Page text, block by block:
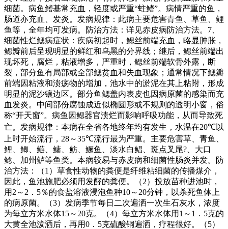
细菌。病鱼鳍基常充血，轻度或严重“蛀鳍”。病情严重的鱼，
肠道亦充血、发炎。发病规律：此病主要危害青鱼、草鱼、鲤
鱼等，全年均可发病。防治方法：详见赤皮病防治方法。 7
细菌性烂鳃病症状：疾病初起时，鳃丝前端充血，略显肿胀，
鳃瓣前后呈现明显的鲜红和乌黑的分界线；继后，鳃丝前端出
现坏死，腐烂，粘液增多，严重时，鳃丝前端软骨外露，断
裂，部分鱼有局部或全部鳃贫血和失血现象；通常情况下鳃瓣
前端因粘液和溃疡物的增加，池水中的淤泥在其上粘附，形成
明显的泥沙镶边区。部分鱼鳃盖内表皮也因病原菌的感染而充
血发炎。中间部份腐蚀成近似椭圆形或不规则的透明小窗，俗
称“开天窗”。病鱼因鳃器官溃烂而影响呼吸功能，从而导致死
亡。发病规律：本病在全省各地终年均有发生，水温在20℃以
上时开始流行， 28～35℃流行最为严重。主要危害草、青鱼、
鲤、鲫、鲢、鳙、鲂、鳜鱼、淡水白鲳、斑点叉尾? 、大口
鲶、加州鲈等鱼类。本病较易与赤皮病和细菌性肠炎并发。防
治方法：（1 ）草食性动物的粪便是纤维粘细菌的传播煤介，
因此，鱼池施肥必须用发酵的粪便。（2）投放苗种进池时，
用 2 ～ 2 ． 5％的食盐溶液浸泡鱼种10～ 20分钟，以杀死鱼体上
的病原菌。（3）发病季节每日二次遍洒一次生石灰水，浓度
为每立方米水体15～ 20克。（4）每立方米水体用 1 ～ 1 ． 5克的
大黄全池泼洒后，再用0 ． 5克硫酸铜遍洒，疗程很好。（5）